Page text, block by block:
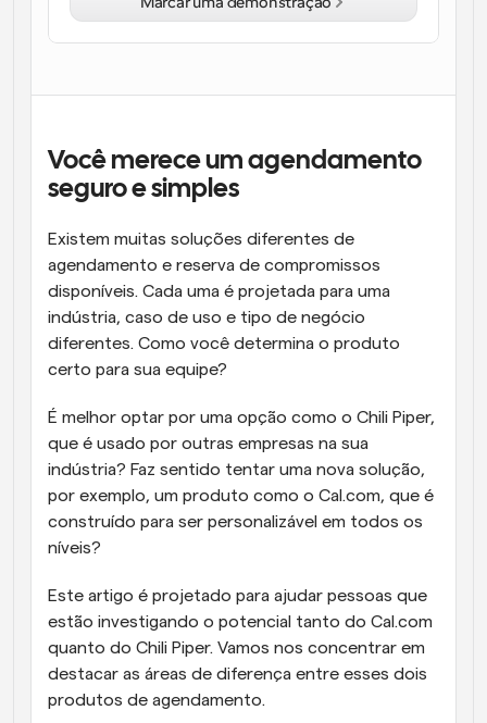
impulsionadas por IA
atualizações
Reuniões Instantâneas
Links de Grupo Dinâmico
Agende reuniões de forma fluida com várias pessoas
Webhooks
Receba notificações quando algo acontecer
Você merece um agendamento
seguro e simples
Existem muitas soluções diferentes de
agendamento e reserva de compromissos
disponíveis. Cada uma é projetada para uma
indústria, caso de uso e tipo de negócio
diferentes. Como você determina o produto
certo para sua equipe?
É melhor optar por uma opção como o Chili Piper,
que é usado por outras empresas na sua
indústria? Faz sentido tentar uma nova solução,
por exemplo, um produto como o Cal.com, que é
construído para ser personalizável em todos os
níveis?
Este artigo é projetado para ajudar pessoas que
estão investigando o potencial tanto do Cal.com
quanto do Chili Piper. Vamos nos concentrar em
destacar as áreas de diferença entre esses dois
produtos de agendamento.